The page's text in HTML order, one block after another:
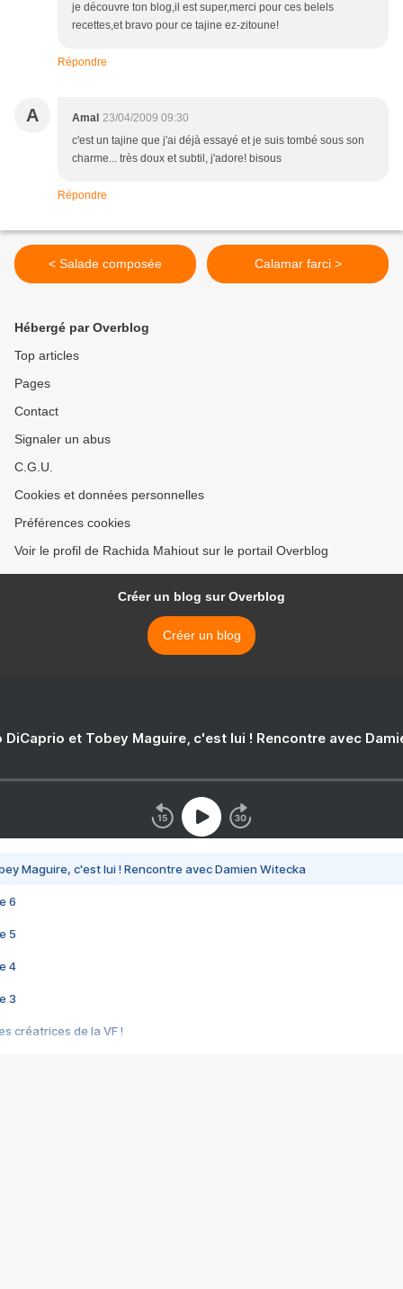
je découvre ton blog,il est super,merci pour ces belels
recettes,et bravo pour ce tajine ez-zitoune!
Répondre
A Amal 23/04/2009 09:30
c'est un tajine que j'ai déjà essayé et je suis tombé sous son
charme... très doux et subtil, j'adore! bisous
Répondre
< Salade composée Calamar farci >
Hébergé par Overblog
Top articles
Pages
Contact
Signaler un abus
C.G.U.
Cookies et données personnelles
Préférences cookies
Voir le profil de Rachida Mahiout sur le portail Overblog
Créer un blog sur Overblog
Créer un blog
DiCaprio et Tobey Maguire, c'est lui ! Rencontre avec
Maguire, c'est lui ! Rencontre avec Damien Witecka
6
5
4
3
créatrices de la VF !